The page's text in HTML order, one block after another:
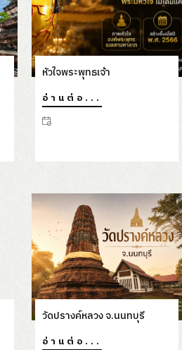
หัวใจพระพุทธเจ้า
อ่านต่อ...
วัดปรางค์หลวง จ.นนทบุรี
อ่านต่อ...